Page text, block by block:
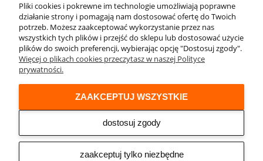
Zwroty i reklamacje
Moje konto
Twoje zamówienia
Przechowalnia
Ustawienia konta
Audio online
© 2026 Księgarnia muzyczna Alenuty.pl
prowadzona przez firmę Arwena S.C. os. Zwycięstwa 2/88 61-643 Poznań
Pliki cookies i pokrewne im technologie umożliwiają poprawne
działanie strony i pomagają nam dostosować ofertę do Twoich
potrzeb. Możesz zaakceptować wykorzystanie przez nas
wszystkich tych plików i przejść do sklepu lub dostosować użycie
plików do swoich preferencji, wybierając opcję "Dostosuj zgody".
Więcej o plikach cookies przeczytasz w naszej Polityce
prywatności.
zaakceptuj tylko niezbędne
dostosuj zgody
ZAAKCEPTUJ WSZYSTKIE